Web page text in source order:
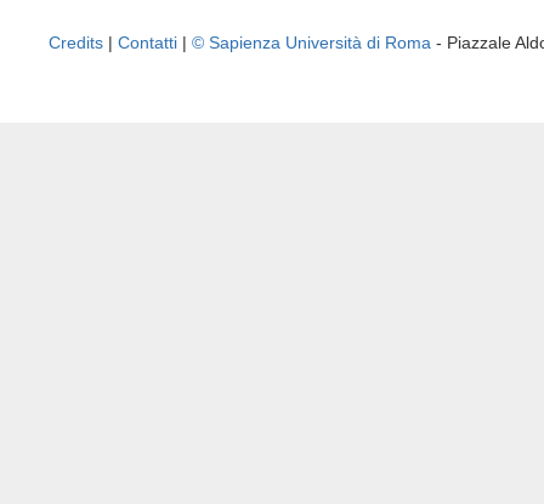
Credits | Contatti | © Sapienza Università di Roma - Piazzale